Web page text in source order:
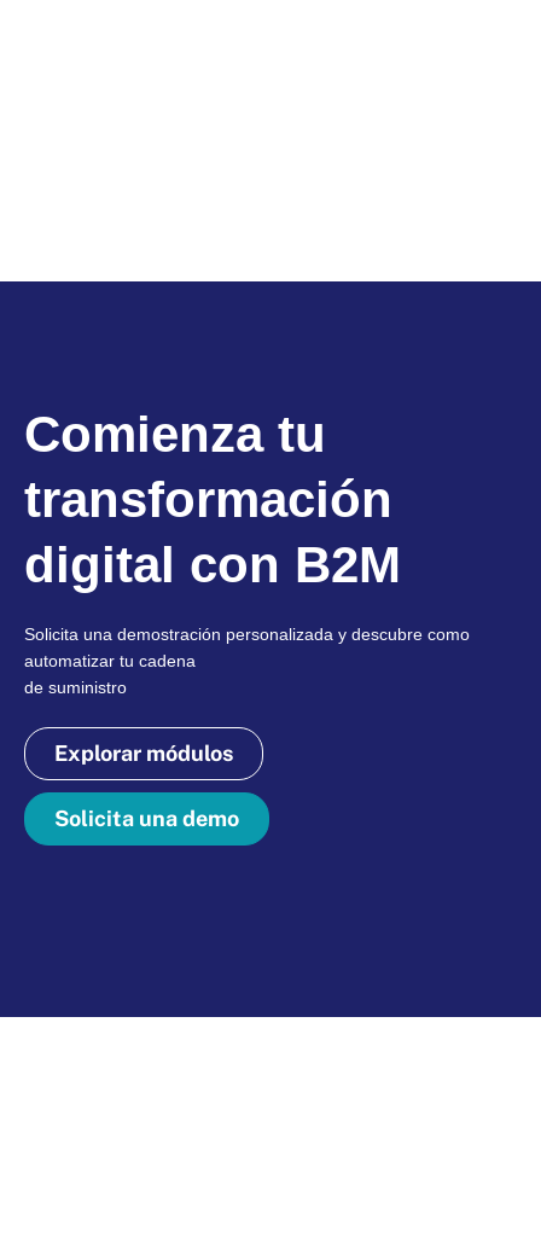
Comienza tu
transformación
digital con B2M
Solicita una demostración personalizada y descubre como
automatizar tu cadena
de suministro
Explorar módulos
Solicita una demo